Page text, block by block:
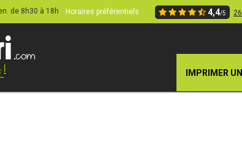
de 8h30 à 18h Horaires préférentiels 4,4/5
IMPRIMER